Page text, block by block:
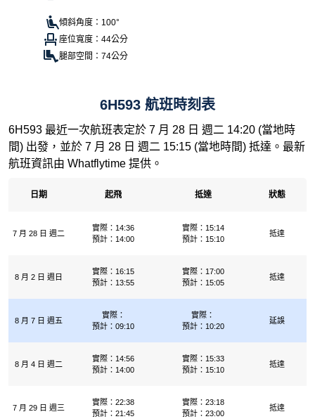
傾斜角度：100°
座位寬度：44公分
腿部空間：74公分
6H593 航班時刻表
6H593 最近一次航班表定於 7 月 28 日 週二 14:20 (當地時
間) 出發，並於 7 月 28 日 週二 15:15 (當地時間) 抵達。最新
航班資訊由 Whatflytime 提供。
日期 起飛 抵達 狀態
7 月 28 日 週二
實際：14:36
預計：14:00
實際：15:14
預計：15:10
抵達
8 月 2 日 週日
實際：16:15
預計：13:55
實際：17:00
預計：15:05
抵達
8 月 7 日 週五
實際：
預計：09:10
實際：
預計：10:20
延誤
8 月 4 日 週二
實際：14:56
預計：14:00
實際：15:33
預計：15:10
抵達
7 月 29 日 週三
實際：22:38
預計：21:45
實際：23:18
預計：23:00
抵達